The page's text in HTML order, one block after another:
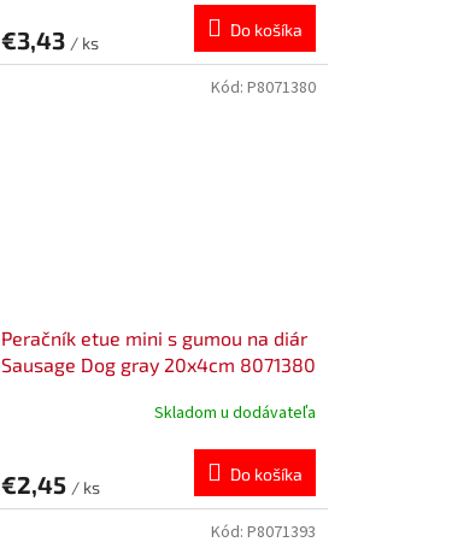
€3,43 / ks
Do košíka
Peračník etue mini s gumou na diár
Sausage Dog gray 20x4cm 8071380
Skladom u dodávateľa
€2,45 / ks
Do košíka
Kód: P8071380
Kód: P8071393